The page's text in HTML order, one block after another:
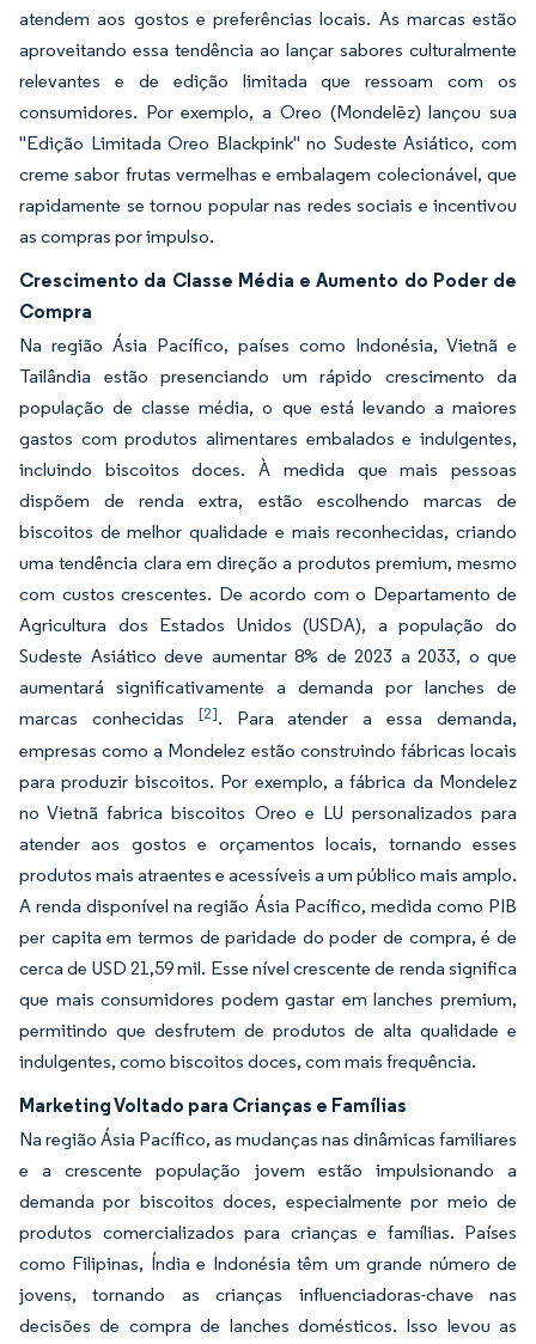
atendem aos gostos e preferências locais. As marcas estão
aproveitando essa tendência ao lançar sabores culturalmente
relevantes e de edição limitada que ressoam com os
consumidores. Por exemplo, a Oreo (Mondelēz) lançou sua
"Edição Limitada Oreo Blackpink" no Sudeste Asiático, com
creme sabor frutas vermelhas e embalagem colecionável, que
rapidamente se tornou popular nas redes sociais e incentivou
as compras por impulso.
Crescimento da Classe Média e Aumento do Poder de
Compra
Na região Ásia Pacífico, países como Indonésia, Vietnã e
Tailândia estão presenciando um rápido crescimento da
população de classe média, o que está levando a maiores
gastos com produtos alimentares embalados e indulgentes,
incluindo biscoitos doces. À medida que mais pessoas
dispõem de renda extra, estão escolhendo marcas de
biscoitos de melhor qualidade e mais reconhecidas, criando
uma tendência clara em direção a produtos premium, mesmo
com custos crescentes. De acordo com o Departamento de
Agricultura dos Estados Unidos (USDA), a população do
Sudeste Asiático deve aumentar 8% de 2023 a 2033, o que
aumentará significativamente a demanda por lanches de
marcas conhecidas [2]. Para atender a essa demanda,
empresas como a Mondelez estão construindo fábricas locais
para produzir biscoitos. Por exemplo, a fábrica da Mondelez
no Vietnã fabrica biscoitos Oreo e LU personalizados para
atender aos gostos e orçamentos locais, tornando esses
produtos mais atraentes e acessíveis a um público mais amplo.
A renda disponível na região Ásia Pacífico, medida como PIB
per capita em termos de paridade do poder de compra, é de
cerca de USD 21,59 mil. Esse nível crescente de renda significa
que mais consumidores podem gastar em lanches premium,
permitindo que desfrutem de produtos de alta qualidade e
indulgentes, como biscoitos doces, com mais frequência.
Marketing Voltado para Crianças e Famílias
Na região Ásia Pacífico, as mudanças nas dinâmicas familiares
e a crescente população jovem estão impulsionando a
demanda por biscoitos doces, especialmente por meio de
produtos comercializados para crianças e famílias. Países
como Filipinas, Índia e Indonésia têm um grande número de
jovens, tornando as crianças influenciadoras-chave nas
decisões de compra de lanches domésticos. Isso levou as